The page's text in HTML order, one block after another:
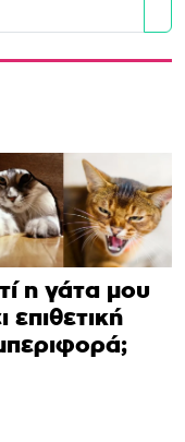
η γάτα μου
επιθετική